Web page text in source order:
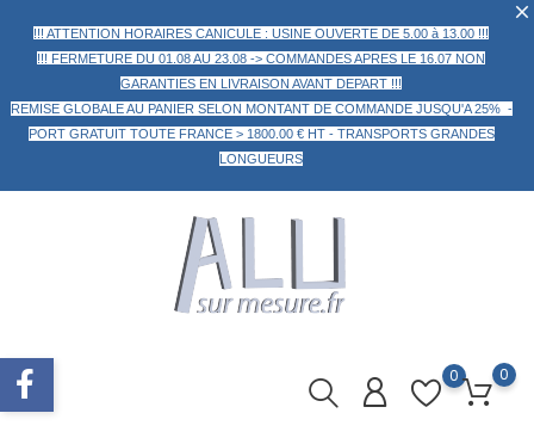
!!! ATTENTION HORAIRES CANICULE : USINE OUVERTE DE 5.00 à 13.00 !!!
!!! FERMETURE DU 01.08 AU 23.08 -> COMMANDES APRES LE 16.07 NON
GARANTIES EN LIVRAISON AVANT DEPART !!!
REMISE GLOBALE AU PANIER SELON MONTANT DE COMMANDE JUSQU'A 25% -
PORT GRATUIT TOUTE FRANCE > 1800.00 € HT - TRANSPORTS GRANDES
LONGUEURS
0 0